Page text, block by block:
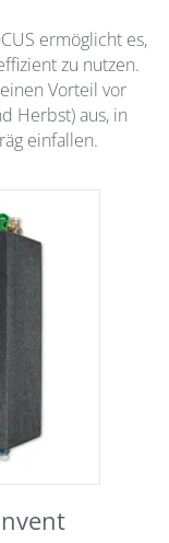
ermöglicht es,
zu nutzen.
Vorteil vor
Herbst) aus, in
einfallen.